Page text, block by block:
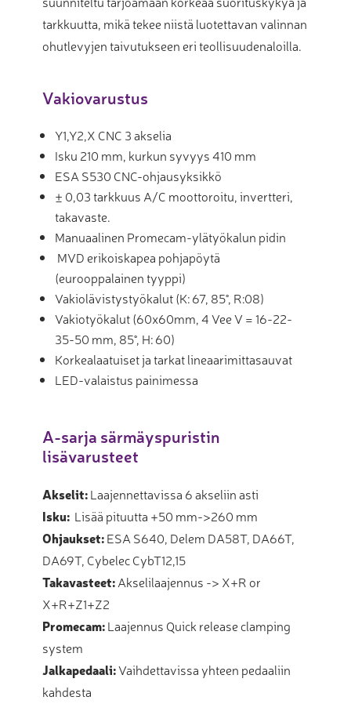
tarkkuutta, mikä tekee niistä luotettavan valinnan
ohutlevyjen taivutukseen eri teollisuudenaloilla.
Vakiovarustus
Y1,Y2,X CNC 3 akselia
Isku 210 mm, kurkun syvyys 410 mm
ESA S530 CNC-ohjausyksikkö
± 0,03 tarkkuus A/C moottoroitu, invertteri,
takavaste.
Manuaalinen Promecam-ylätyökalun pidin
MVD erikoiskapea pohjapöytä
(eurooppalainen tyyppi)
Vakiolävistystyökalut (K: 67, 85°, R:08)
Vakiotyökalut (60x60mm, 4 Vee V = 16-22-
35-50 mm, 85°, H: 60)
Korkealaatuiset ja tarkat lineaarimittasauvat
LED-valaistus painimessa
A-sarja särmäyspuristin
lisävarusteet
Akselit:Laajennettavissa 6 akseliin asti
Isku: Lisää pituutta +50 mm->260 mm
Ohjaukset:ESA S640, Delem DA58T, DA66T,
DA69T, Cybelec CybT12,15
Takavasteet:Akselilaajennus -> X+R or
X+R+Z1+Z2
Promecam:Laajennus Quick release clamping
system
Jalkapedaali:Vaihdettavissa yhteen pedaaliin
kahdesta